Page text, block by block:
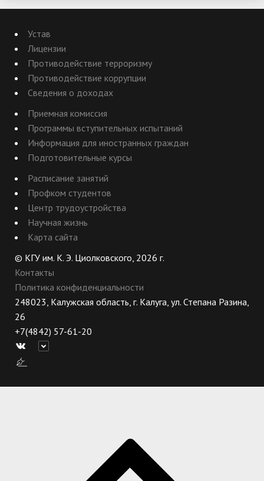
Устав
Лицензии
Противодействие терроризму
Противодействие коррупции
Сведения о доходах
Приемная комиссия
Программы вступительных испытаний
Информация для иностранных граждан
Подготовительные курсы
Расписание занятий
Профком студентов
Центр трудоустройства
Научная жизнь
Карта сайта
© КГУ им. К. Э. Циолковского, 2026 г.
Контакты
Политика конфиденциальности
248023, Калужская область, г. Калуга, ул. Степана Разина,
26
+7(4842) 57-61-20